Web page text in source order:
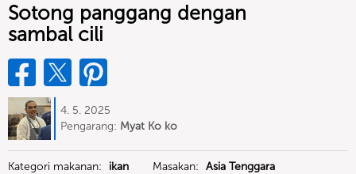
Sotong panggang dengan
sambal cili
4. 5. 2025
Pengarang: Myat Ko ko
Kategori makanan: ikan Masakan: Asia Tenggara